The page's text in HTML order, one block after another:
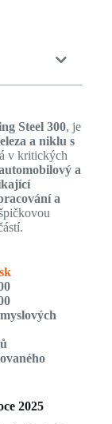
Steel 300, je
a niklu s
v kritických
a
a
2025